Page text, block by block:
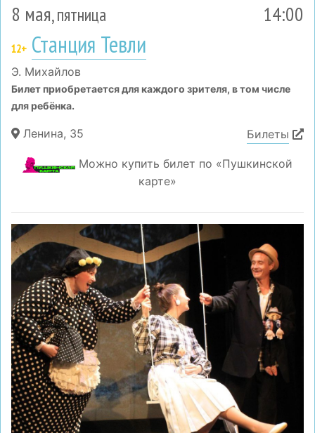
8 мая, пятница 14:00
12+ Станция Тевли
Э. Михайлов
Билет приобретается для каждого зрителя, в том числе
для ребёнка.
Ленина, 35 Билеты
Можно купить билет по «Пушкинской
карте»